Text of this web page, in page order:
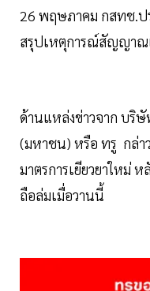
26 พฤษภาคม กสทช.ป
สรุปเหตุการณ์สัญญาณ
ด้านแหล่งข่าวจาก บริ
(มหาชน) หรือ ทรู กล่า
มาตรการเยียวยาใหม่
ถือล่มเมื่อวานนี้